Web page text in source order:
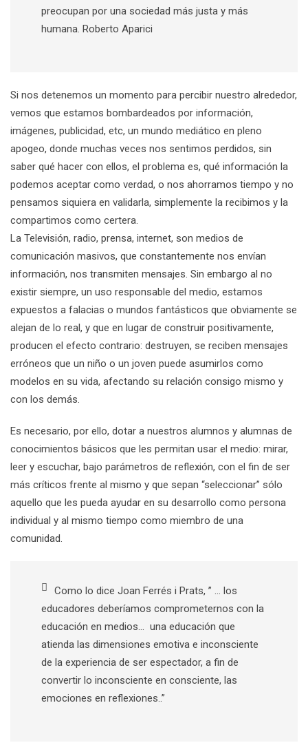
preocupan por una sociedad más justa y más
humana. Roberto Aparici
Si nos detenemos un momento para percibir nuestro alrededor,
vemos que estamos bombardeados por información,
imágenes, publicidad, etc, un mundo mediático en pleno
apogeo, donde muchas veces nos sentimos perdidos, sin
saber qué hacer con ellos, el problema es, qué información la
podemos aceptar como verdad, o nos ahorramos tiempo y no
pensamos siquiera en validarla, simplemente la recibimos y la
compartimos como certera.
La Televisión, radio, prensa, internet, son medios de
comunicación masivos, que constantemente nos envían
información, nos transmiten mensajes. Sin embargo al no
existir siempre, un uso responsable del medio, estamos
expuestos a falacias o mundos fantásticos que obviamente se
alejan de lo real, y que en lugar de construir positivamente,
producen el efecto contrario: destruyen, se reciben mensajes
erróneos que un niño o un joven puede asumirlos como
modelos en su vida, afectando su relación consigo mismo y
con los demás.
Es necesario, por ello, dotar a nuestros alumnos y alumnas de
conocimientos básicos que les permitan usar el medio: mirar,
leer y escuchar, bajo parámetros de reflexión, con el fin de ser
más críticos frente al mismo y que sepan “seleccionar” sólo
aquello que les pueda ayudar en su desarrollo como persona
individual y al mismo tiempo como miembro de una
comunidad.
Como lo dice Joan Ferrés i Prats, ” … los
educadores deberíamos comprometernos con la
educación en medios… una educación que
atienda las dimensiones emotiva e inconsciente
de la experiencia de ser espectador, a fin de
convertir lo inconsciente en consciente, las
emociones en reflexiones..”